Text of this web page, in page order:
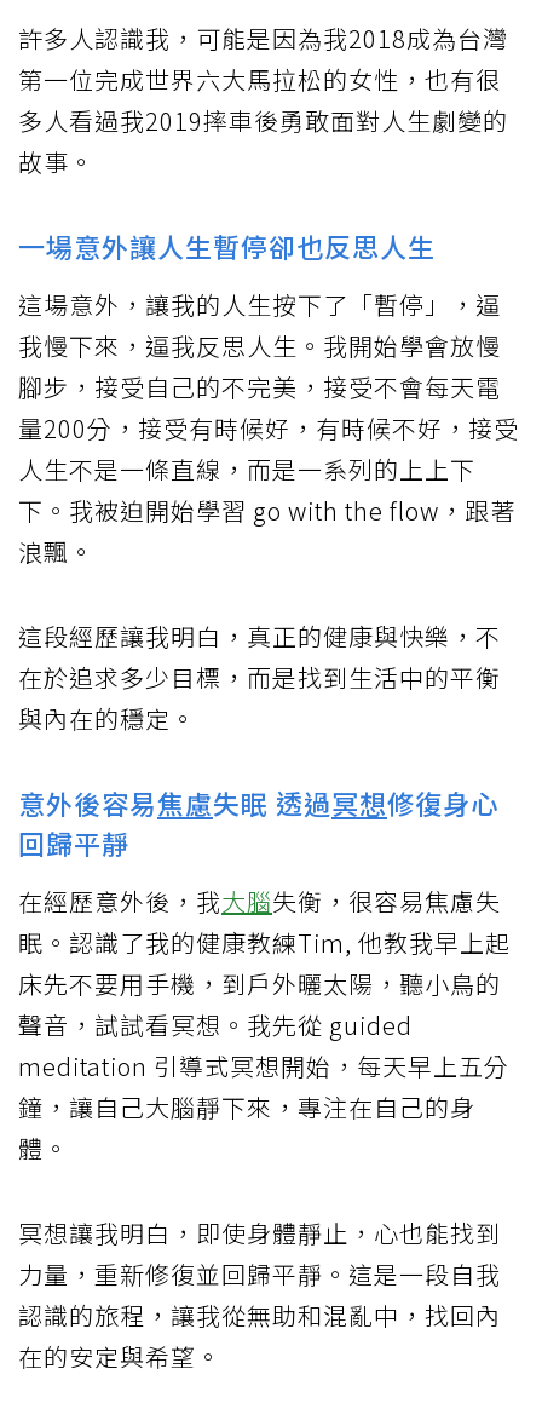
許多人認識我，可能是因為我2018成為台灣
第一位完成世界六大馬拉松的女性，也有很
多人看過我2019摔車後勇敢面對人生劇變的
故事。
一場意外讓人生暫停卻也反思人生
這場意外，讓我的人生按下了「暫停」，逼
我慢下來，逼我反思人生。我開始學會放慢
腳步，接受自己的不完美，接受不會每天電
量200分，接受有時候好，有時候不好，接受
人生不是一條直線，而是一系列的上上下
下。我被迫開始學習 go with the flow，跟著
浪飄。
這段經歷讓我明白，真正的健康與快樂，不
在於追求多少目標，而是找到生活中的平衡
與內在的穩定。
意外後容易焦慮失眠 透過冥想修復身心
回歸平靜
在經歷意外後，我大腦失衡，很容易焦慮失
眠。認識了我的健康教練Tim, 他教我早上起
床先不要用手機，到戶外曬太陽，聽小鳥的
聲音，試試看冥想。我先從 guided
meditation 引導式冥想開始，每天早上五分
鐘，讓自己大腦靜下來，專注在自己的身
體。
冥想讓我明白，即使身體靜止，心也能找到
力量，重新修復並回歸平靜。這是一段自我
認識的旅程，讓我從無助和混亂中，找回內
在的安定與希望。